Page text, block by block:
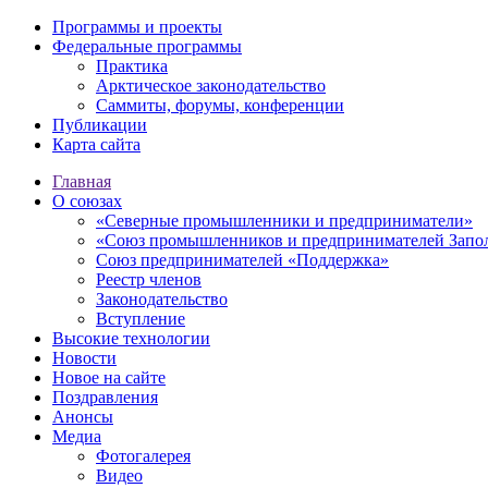
Программы и проекты
Федеральные программы
Практика
Арктическое законодательство
Саммиты, форумы, конференции
Публикации
Карта сайта
Главная
О союзах
«Северные промышленники и предприниматели»
«Союз промышленников и предпринимателей
Союз предпринимателей «Поддержка»
Реестр членов
Законодательство
Вступление
Высокие технологии
Новости
Новое на сайте
Поздравления
Анонсы
Медиа
Фотогалерея
Видео